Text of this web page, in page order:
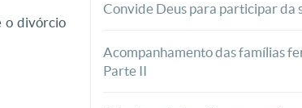
o divórcio
Convide Deus para participar da
Acompanhamento das famílias
Parte II